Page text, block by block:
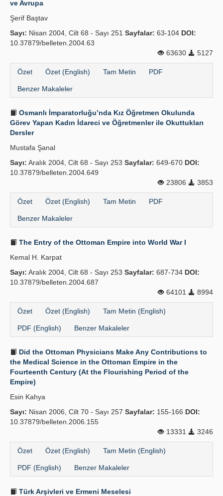
Kılavuzlar
ve Avrupa
Şerif Baştav
Sayı: Nisan 2004, Cilt 68 - Sayı 251 Sayfalar: 63-104 DOI:
10.37879/belleten.2004.63
63630
5127
Özet Özet (English) Tam Metin PDF
Benzer Makaleler
Osmanlı İmparatorluğu’nda Kız Öğretmen Okulunda
Görev Yapan Kadın İdareci ve Öğretmenler ile Okuttukları
Dersler
Mustafa Şanal
Sayı: Aralık 2004, Cilt 68 - Sayı 253 Sayfalar: 649-670 DOI:
10.37879/belleten.2004.649
23806
3853
Özet Özet (English) Tam Metin PDF
Benzer Makaleler
The Entry of the Ottoman Empire into World War I
Kemal H. Karpat
Sayı: Aralık 2004, Cilt 68 - Sayı 253 Sayfalar: 687-734 DOI:
10.37879/belleten.2004.687
64101
8994
Özet Özet (English) Tam Metin (English)
PDF (English) Benzer Makaleler
Did the Ottoman Physicians Make Any Contributions to
the Medical Science in the Ottoman Empire in the
Fourteenth Century (At the Flourishing Period of the
Empire)
Esin Kahya
Sayı: Nisan 2006, Cilt 70 - Sayı 257 Sayfalar: 155-166 DOI:
10.37879/belleten.2006.155
13331
3246
Özet Özet (English) Tam Metin (English)
PDF (English) Benzer Makaleler
Türk Arşivleri ve Ermeni Meselesi